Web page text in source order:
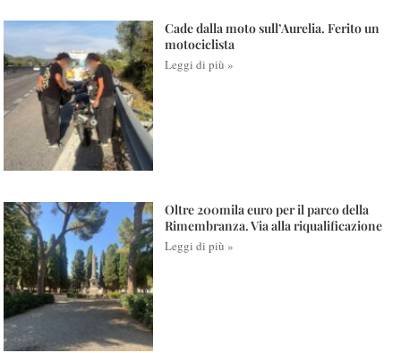
Cade dalla moto sull’Aurelia. Ferito un
motociclista
Leggi di più »
Oltre 200mila euro per il parco della
Rimembranza. Via alla riqualificazione
Leggi di più »